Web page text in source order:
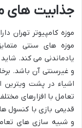
جذابیت های
موزه کامپیوتر تهران
موزه های سنتی
یادماندنی می کند.
و غیرسنتی آن باشد.
اشیاء در پشت ویترین
تعامل با افزارهای
قدیمی بازی با کنسول
و شبیه سازی های